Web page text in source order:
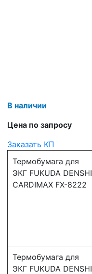
В наличии
Цена по запросу
Заказать КП
Термобумага для
ЭКГ FUKUDA DENSHI
CARDIMAX FX-8222
Термобумага для
ЭКГ FUKUDA DENSHI